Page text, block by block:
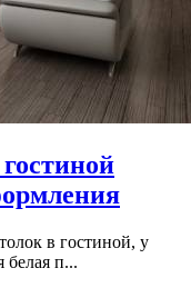
в гостиной, у
белая п...